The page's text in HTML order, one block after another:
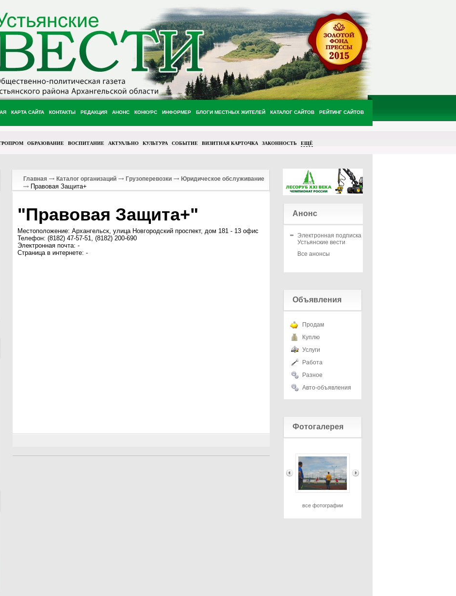
КАРТА САЙТА КОНТАКТЫ РЕДАКЦИЯ АНОНС КОНКУРС ИНФОРМЕР БЛОГИ МЕСТНЫХ ЖИТЕЛЕЙ КАТАЛОГ САЙТОВ РЕЙТИНГ САЙТОВ
ОБРАЗОВАНИЕ ВОСПИТАНИЕ АКТУАЛЬНО КУЛЬТУРА СОБЫТИЕ ВИЗИТНАЯ КАРТОЧКА ЗАКОННОСТЬ ЕЩЁ
Главная Каталог организаций Грузоперевозки Юридическое обслуживание
Правовая Защита+
"Правовая Защита+"
Местоположение: Архангельск, улица Новгородский проспект, дом 181 - 13 офис
Телефон: (8182) 47-57-51, (8182) 200-690
Электронная почта: -
Страница в интернете: -
Анонс
Электронная подписка на
Устьянские вести
Все анонсы
Объявления
Продам
Куплю
Услуги
Работа
Разное
Авто-объявления
Фотогалерея
все фотографии